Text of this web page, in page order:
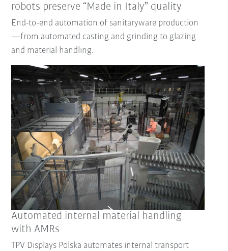
Återställ filter
robots preserve “Made in Italy” quality
End-to-end automation of sanitaryware production
—from automated casting and grinding to glazing
and material handling.
Automated internal material handling
with AMRs
TPV Displays Polska automates internal transport